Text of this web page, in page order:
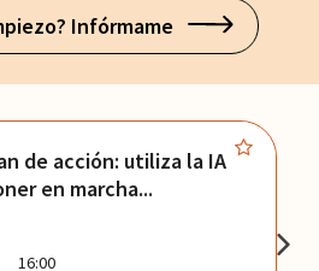
Infórmame
de acción: utiliza la IA
en marcha...
16:00